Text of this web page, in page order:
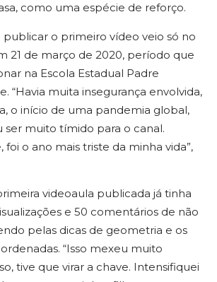
como uma espécie de reforço.
o primeiro vídeo veio só no
21 de março de 2020, período que
na Escola Estadual Padre
“Havia muita insegurança envolvida,
o início de uma pandemia global,
ser muito tímido para o canal.
o ano mais triste da minha vida”,
videoaula publicada já tinha
e 50 comentários de não
pelas dicas de geometria e os
“Isso mexeu muito
tive que virar a chave. Intensifiquei